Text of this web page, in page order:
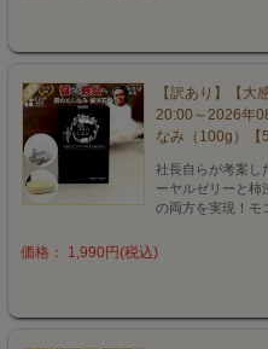
【訳あり】【
20:00～2026年
なみ（100g）【
社長自らが考案し
ーヤルゼリーと柿
の両方を実現！モ
価格： 1,990円(税込)